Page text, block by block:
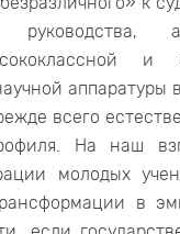
руководства,
и
аппаратуры
всего
На наш
молодых
в